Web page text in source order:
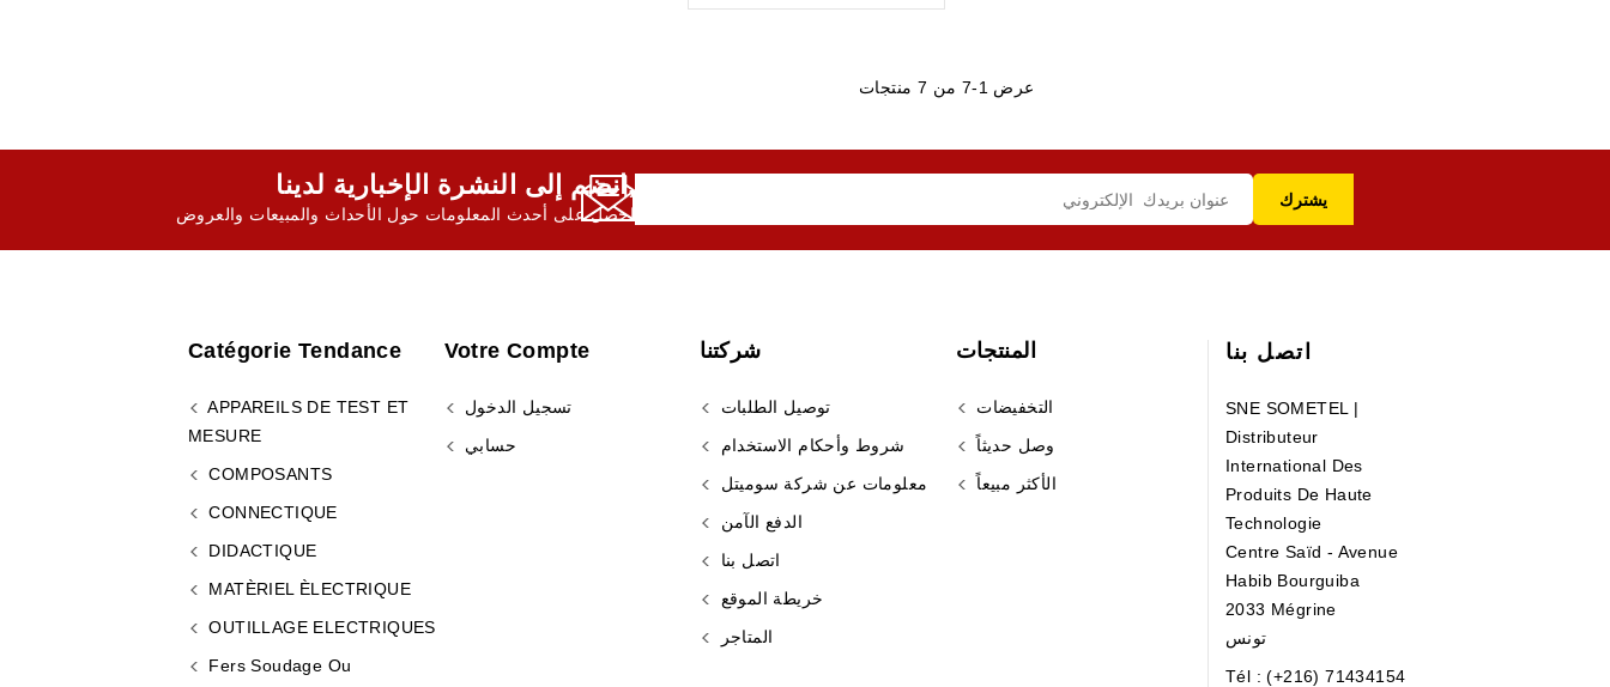
عرض 1-7 من 7 منتجات
انضم إلى النشرة الإخبارية لدينا,
احصل على أحدث المعلومات حول الأحداث والمبيعات والعروض
اتصل بنا
SNE SOMETEL |
Distributeur
International Des
Produits De Haute
Technologie
Centre Saïd - Avenue
Habib Bourguiba
2033 Mégrine
تونس
Tél : (+216) 71434154
المنتجات
التخفيضات
وصل حديثاً
الأكثر مبيعاً
شركتنا
توصيل الطلبات
شروط وأحكام الاستخدام
معلومات عن شركة سوميتل
الدفع الآمن
اتصل بنا
خريطة الموقع
المتاجر
Votre Compte
تسجيل الدخول
حسابي
Catégorie Tendance
APPAREILS DE TEST ET
MESURE
COMPOSANTS
CONNECTIQUE
DIDACTIQUE
MATÈRIEL ÈLECTRIQUE
OUTILLAGE ELECTRIQUES
Fers Soudage Ou